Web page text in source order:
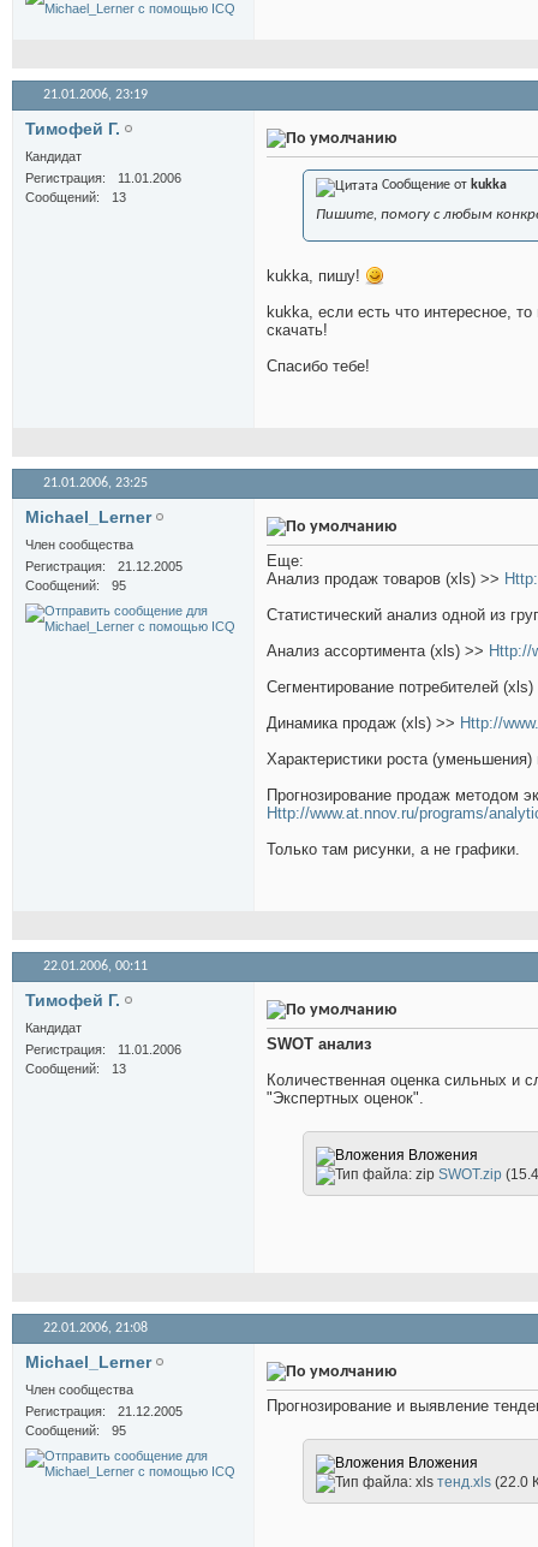
21.01.2006, 23:19
Тимофей Г.
Кандидат
Регистрация
11.01.2006
Сообщений
13
Сообщение от kukka
Пишите, помогу с любым
kukka, пишу!
kukka, если есть что интересное,
скачать!
Спасибо тебе!
21.01.2006, 23:25
Michael_Lerner
Член сообщества
Регистрация
21.12.2005
Сообщений
95
Еще:
Анализ продаж товаров (xls) >>
Статистический анализ одной из
Анализ ассортимента (xls) >> Http://
Сегментирование потребителей
Динамика продаж (xls) >> Http://
Характеристики роста
Прогнозирование продаж методом
Http://www.at.nnov.ru/programs/
Только там рисунки, а не графики.
22.01.2006, 00:11
Тимофей Г.
Кандидат
Регистрация
11.01.2006
Сообщений
13
SWOT анализ
Количественная оценка сильных и
"Экспертных оценок".
Вложения
SWOT.zip
22.01.2006, 21:08
Michael_Lerner
Член сообщества
Регистрация
21.12.2005
Сообщений
95
Прогнозирование и выявление
Вложения
тенд.xls (22.0